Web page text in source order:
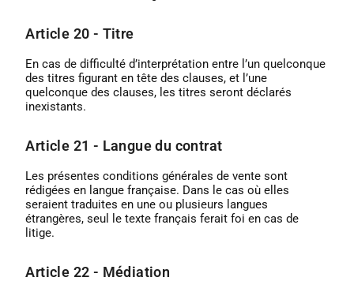
Article 20 - Titre
En cas de difficulté d’interprétation entre l’un quelconque
des titres figurant en tête des clauses, et l’une
quelconque des clauses, les titres seront déclarés
inexistants.
Article 21 - Langue du contrat
Les présentes conditions générales de vente sont
rédigées en langue française. Dans le cas où elles
seraient traduites en une ou plusieurs langues
étrangères, seul le texte français ferait foi en cas de
litige.
Article 22 - Médiation